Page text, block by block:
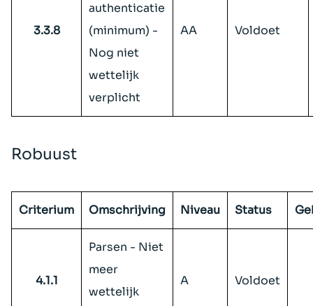
3.3.8
authenticatie
(minimum) -
Nog niet
wettelijk
verplicht
AA Voldoet
Robuust
Criterium Omschrijving Niveau Status
4.1.1
Parsen - Niet
meer
wettelijk
A Voldoet